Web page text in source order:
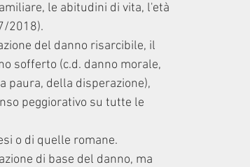
le abitudini di vita, l'età
2018).
del danno risarcibile, il
sofferto (c.d. danno morale,
paura, della disperazione),
peggiorativo su tutte le
o di quelle romane.
di base del danno, ma